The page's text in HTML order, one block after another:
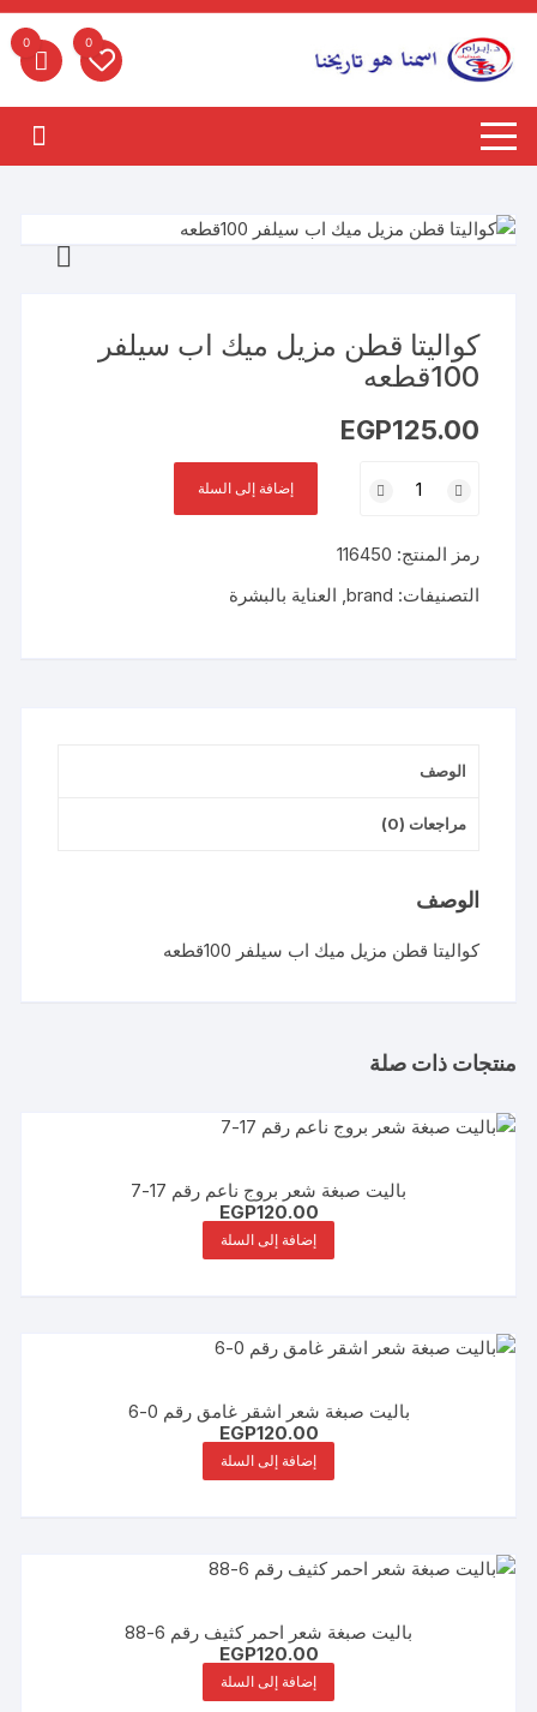
التجاوز
المحتوى
0
0
كواليتا قطن مزيل ميك اب سيلفر
100قطعه
EGP125.00
كواليتا
مزيل
ميك
إضافة إلى السلة
رمز المنتج: 116450
التصنيفات: brand
, العناية بالبشرة
الوصف
مراجعات (0)
الوصف
كواليتا قطن مزيل ميك اب سيلفر 100قطعه
منتجات ذات صلة
باليت صبغة شعر بروج ناعم رقم 17-7
EGP120.00
إضافة إلى السلة
باليت صبغة شعر اشقر غامق رقم 0-6
EGP120.00
إضافة إلى السلة
باليت صبغة شعر احمر كثيف رقم 6-88
EGP120.00
إضافة إلى السلة